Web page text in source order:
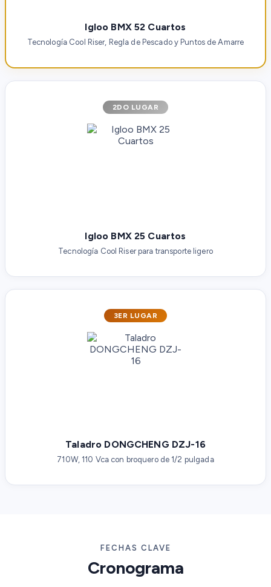
Igloo BMX 52 Cuartos
Tecnología Cool Riser, Regla de Pescado y Puntos de Amarre
2DO LUGAR
Igloo BMX 25 Cuartos
Tecnología Cool Riser para transporte ligero
3ER LUGAR
Taladro DONGCHENG DZJ-16
710W, 110 Vca con broquero de 1/2 pulgada
FECHAS CLAVE
Cronograma